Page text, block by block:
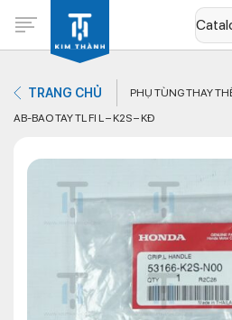
Không có sản phẩm nào
TRANG CHỦ PHỤ TÙNG THAY
AB-BAO TAY TL FI L – K2S – KĐ